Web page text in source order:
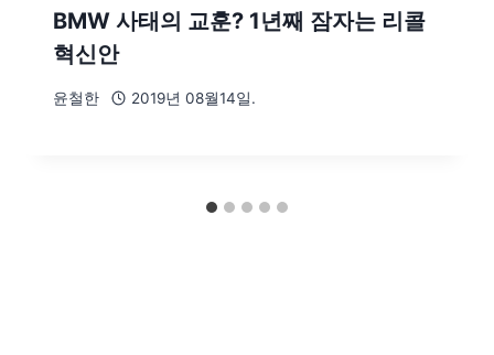
BMW 사태의 교훈? 1년째 잠자는 리콜
혁신안
윤철한 2019년 08월14일.